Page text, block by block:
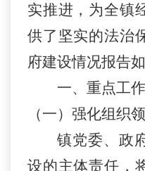
实推进，为全镇
供了坚实的法治
府建设情况报告如
一、重点工
（一）强化组织
镇党委、政
设的主体责任，